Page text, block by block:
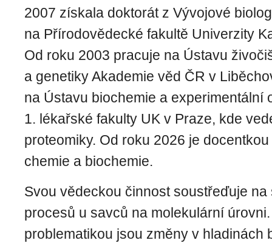
2007 získala doktorát z Vývojové
na Přírodovědecké fakultě Univerzity
Od roku 2003 pracuje na Ústavu
a genetiky Akademie věd ČR v
na Ústavu biochemie a experimentální
1. lékařské fakulty UK v Praze, kde
proteomiky. Od roku 2026 je
chemie a biochemie.
Svou vědeckou činnost soustřeďuje
procesů u savců na molekulární
problematikou jsou změny v hladinách